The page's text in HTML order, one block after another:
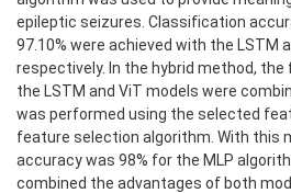
epileptic seizures. Classification
97.10% were achieved with the LSTM
respectively. In the hybrid method,
the LSTM and ViT models were
was performed using the selected
feature selection algorithm. With this
accuracy was 98% for the MLP
combined the advantages of both